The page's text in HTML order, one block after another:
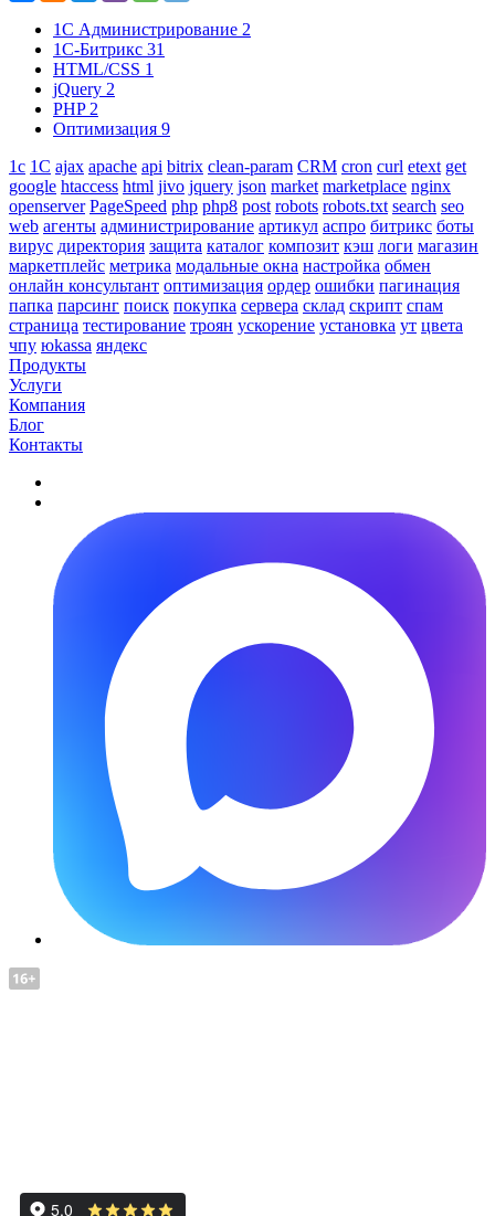
1С Администрирование 2
1С-Битрикс 31
HTML/CSS 1
jQuery 2
PHP 2
Оптимизация 9
1с 1С ajax apache api bitrix clean-param CRM cron curl etext get
google htaccess html jivo jquery json market marketplace nginx
openserver PageSpeed php php8 post robots robots.txt search seo
web агенты администрирование артикул аспро битрикс боты
вирус директория защита каталог композит кэш логи магазин
маркетплейс метрика модальные окна настройка обмен
онлайн консультант оптимизация ордер ошибки пагинация
папка парсинг поиск покупка сервера склад скрипт спам
страница тестирование троян ускорение установка ут цвета
чпу юkassa яндекс
Продукты
Услуги
Компания
Блог
Контакты